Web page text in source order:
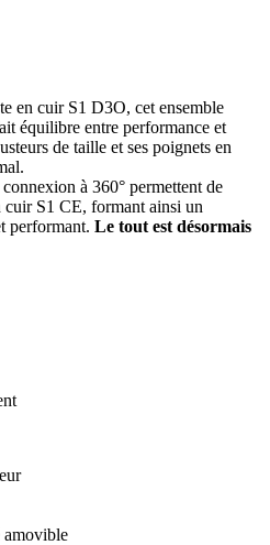
en cuir S1 D3O, cet ensemble
équilibre entre performance et
de taille et ses poignets en
à 360° permettent de
cuir S1 CE, formant ainsi un
performant. Le tout est désormais
amovible